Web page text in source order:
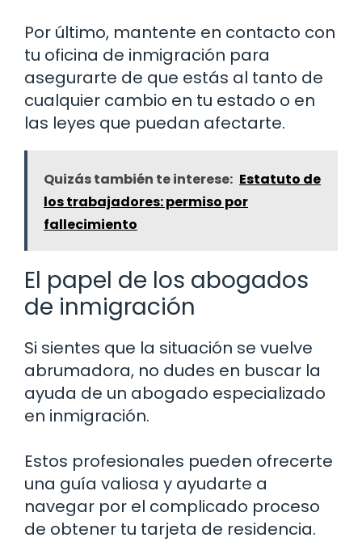
Por último, mantente en contacto con
tu oficina de inmigración para
asegurarte de que estás al tanto de
cualquier cambio en tu estado o en
las leyes que puedan afectarte.
Quizás también te interese: Estatuto de
los trabajadores: permiso por
fallecimiento
El papel de los abogados
de inmigración
Si sientes que la situación se vuelve
abrumadora, no dudes en buscar la
ayuda de un abogado especializado
en inmigración.
Estos profesionales pueden ofrecerte
una guía valiosa y ayudarte a
navegar por el complicado proceso
de obtener tu tarjeta de residencia.